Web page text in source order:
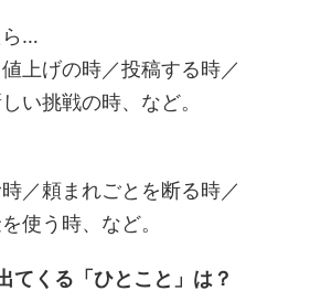
ら…
上げの時／投稿する時／
い挑戦の時、など。
／頼まれごとを断る時／
使う時、など。
てくる「ひとこと」は？